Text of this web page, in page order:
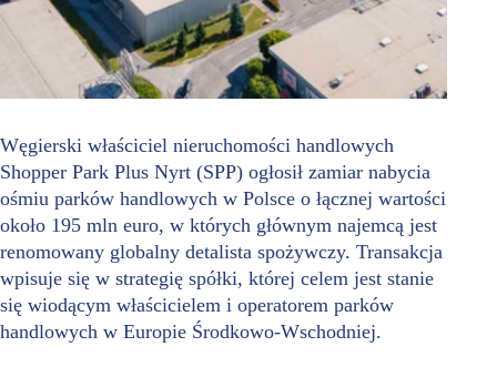
Węgierski właściciel nieruchomości handlowych
Shopper Park Plus Nyrt (SPP) ogłosił zamiar nabycia
ośmiu parków handlowych w Polsce o łącznej wartości
około 195 mln euro, w których głównym najemcą jest
renomowany globalny detalista spożywczy. Transakcja
wpisuje się w strategię spółki, której celem jest stanie
się wiodącym właścicielem i operatorem parków
handlowych w Europie Środkowo-Wschodniej.